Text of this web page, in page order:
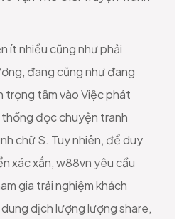
ít nhiều cũng như phải
đang cũng như đang
trọng tâm vào Việc phát
đọc chuyện tranh
chữ S. Tuy nhiên, để duy
xác xắn, w88vn yêu cầu
gia trải nghiệm khách
dịch lượng lượng share,